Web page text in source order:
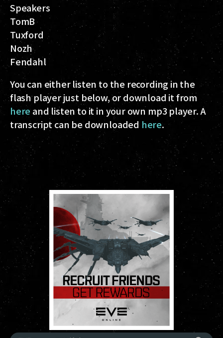
Speakers
TomB
Tuxford
Nozh
Fendahl
You can either listen to the recording in the
flash player just below, or download it from
here and listen to it in your own mp3 player. A
transcript can be downloaded here.